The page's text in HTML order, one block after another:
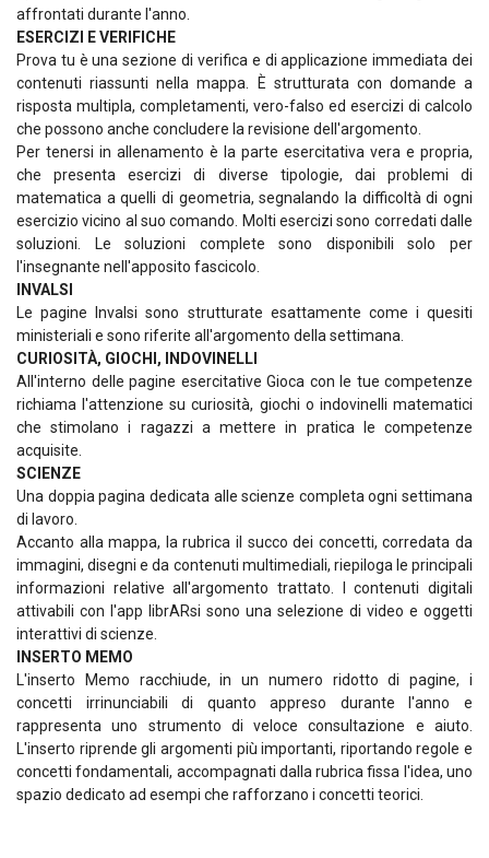
affrontati durante l'anno.
ESERCIZI E VERIFICHE
Prova tu è una sezione di verifica e di applicazione immediata dei
contenuti riassunti nella mappa. È strutturata con domande a
risposta multipla, completamenti, vero-falso ed esercizi di calcolo
che possono anche concludere la revisione dell'argomento.
Per tenersi in allenamento è la parte esercitativa vera e propria,
che presenta esercizi di diverse tipologie, dai problemi di
matematica a quelli di geometria, segnalando la difficoltà di ogni
esercizio vicino al suo comando. Molti esercizi sono corredati dalle
soluzioni. Le soluzioni complete sono disponibili solo per
l'insegnante nell'apposito fascicolo.
INVALSI
Le pagine Invalsi sono strutturate esattamente come i quesiti
ministeriali e sono riferite all'argomento della settimana.
CURIOSITÀ, GIOCHI, INDOVINELLI
All'interno delle pagine esercitative Gioca con le tue competenze
richiama l'attenzione su curiosità, giochi o indovinelli matematici
che stimolano i ragazzi a mettere in pratica le competenze
acquisite.
SCIENZE
Una doppia pagina dedicata alle scienze completa ogni settimana
di lavoro.
Accanto alla mappa, la rubrica il succo dei concetti, corredata da
immagini, disegni e da contenuti multimediali, riepiloga le principali
informazioni relative all'argomento trattato. I contenuti digitali
attivabili con l'app librARsi sono una selezione di video e oggetti
interattivi di scienze.
INSERTO MEMO
L'inserto Memo racchiude, in un numero ridotto di pagine, i
concetti irrinunciabili di quanto appreso durante l'anno e
rappresenta uno strumento di veloce consultazione e aiuto.
L'inserto riprende gli argomenti più importanti, riportando regole e
concetti fondamentali, accompagnati dalla rubrica fissa l'idea, uno
spazio dedicato ad esempi che rafforzano i concetti teorici.